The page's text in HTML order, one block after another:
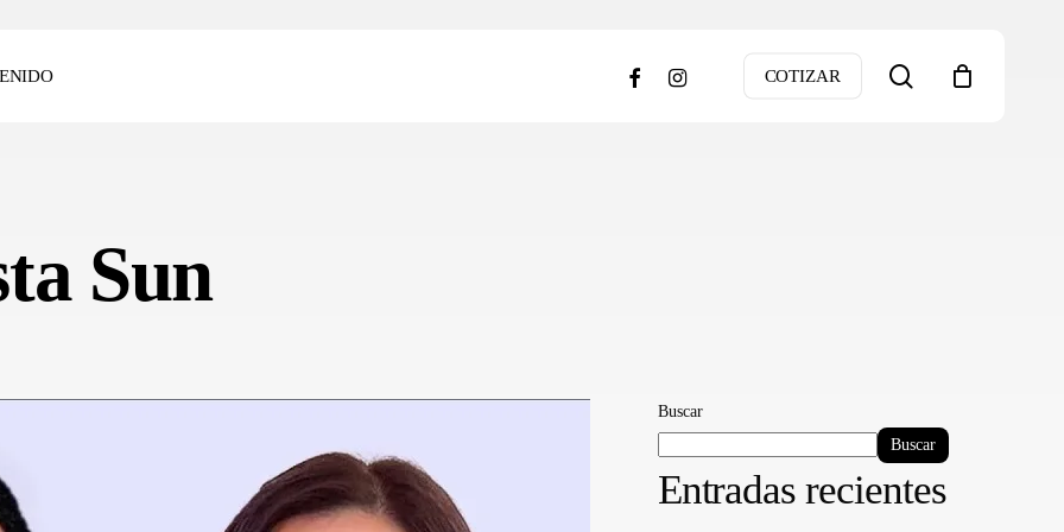
COTIZAR search
facebookinstagram
Sun
Buscar
Buscar
Entradas recientes